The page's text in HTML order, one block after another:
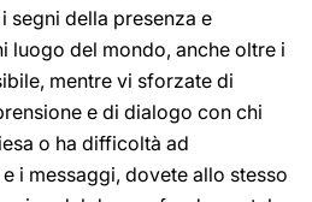
segni della presenza e
luogo del mondo, anche oltre i
mentre vi sforzate di
e di dialogo con chi
o ha difficoltà ad
i messaggi, dovete allo stesso